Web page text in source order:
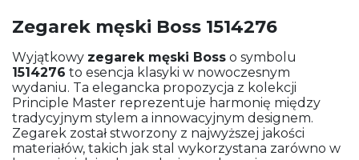
Zegarek męski Boss 1514276
Wyjątkowy zegarek męski Boss o symbolu
1514276 to esencja klasyki w nowoczesnym
wydaniu. Ta elegancka propozycja z kolekcji
Principle Master reprezentuje harmonię między
tradycyjnym stylem a innowacyjnym designem.
Zegarek został stworzony z najwyższej jakości
materiałów, takich jak stal wykorzystana zarówno w